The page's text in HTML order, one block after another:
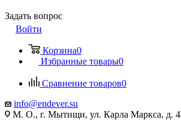
Задать вопрос
Войти
Корзина0
Избранные товары0
Сравнение товаров0
info@endever.su
М. О., г. Мытищи, ул. Карла Маркса, д. 4